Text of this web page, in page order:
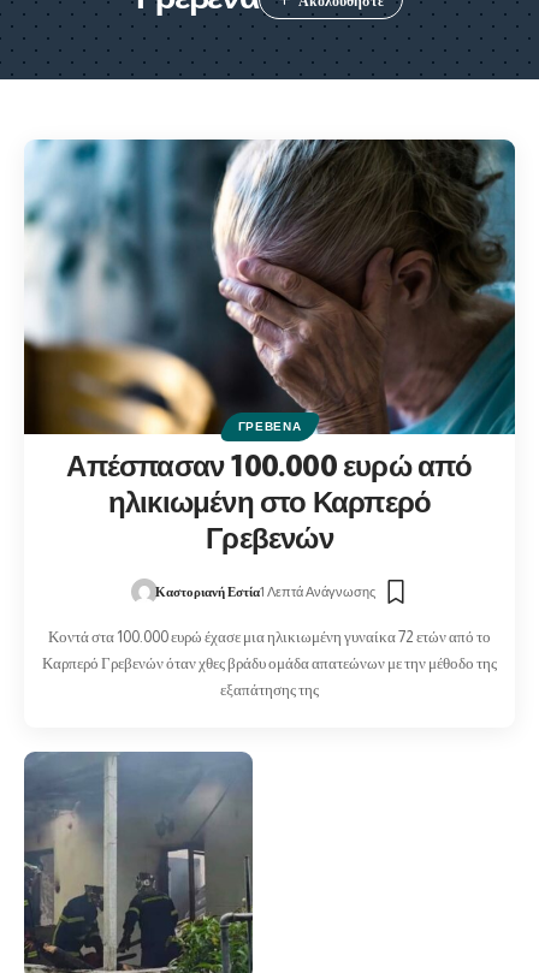
ΓΡΕΒΕΝΆ
Απέσπασαν 100.000 ευρώ από
ηλικιωμένη στο Καρπερό
Γρεβενών
Καστοριανή Εστία1 Λεπτά Ανάγνωσης
Κοντά στα 100.000 ευρώ έχασε μια ηλικιωμένη γυναίκα 72 ετών από το
Καρπερό Γρεβενών όταν χθες βράδυ ομάδα απατεώνων με την μέθοδο της
εξαπάτησης της